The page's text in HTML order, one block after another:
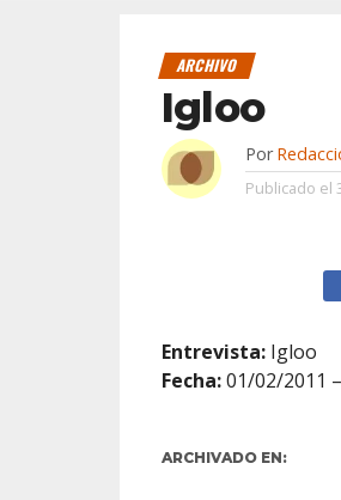
ARCHIVO
Igloo
Por
Publicado el
Entrevista:Igloo
Fecha:01/02/2011 –
ARCHIVADO EN: